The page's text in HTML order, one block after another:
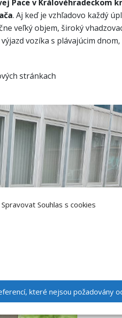
Spravovat Souhlas s cookies
které nejsou požadovány
Pace v Královéhradeckom
. Aj keď je vzhľadovo každý
veľký objem, široký
výjazd vozíka s plávajúcim dnom,
stránkach